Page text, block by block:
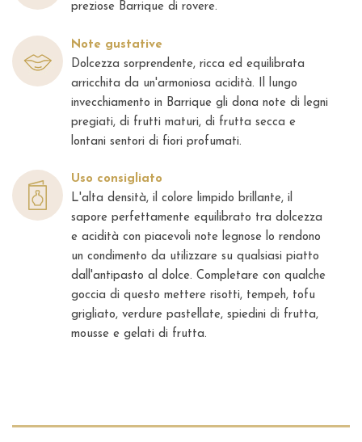
preziose Barrique di rovere.
Note gustative
Dolcezza sorprendente, ricca ed equilibrata
arricchita da un'armoniosa acidità. Il lungo
invecchiamento in Barrique gli dona note di legni
pregiati, di frutti maturi, di frutta secca e
lontani sentori di fiori profumati.
Uso consigliato
L'alta densità, il colore limpido brillante, il
sapore perfettamente equilibrato tra dolcezza
e acidità con piacevoli note legnose lo rendono
un condimento da utilizzare su qualsiasi piatto
dall'antipasto al dolce. Completare con qualche
goccia di questo mettere risotti, tempeh, tofu
grigliato, verdure pastellate, spiedini di frutta,
mousse e gelati di frutta.